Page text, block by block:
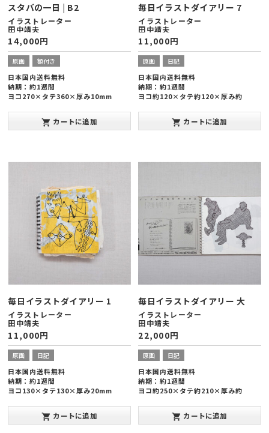
スタバの一日 | B2
イラストレーター
田中靖夫
14,000円
原画 額付き
日本国内送料無料
納期：約1週間
ヨコ270×タテ360×厚み10mm
shopping_cart カートに追加
毎日イラストダイアリー 7
イラストレーター
田中靖夫
11,000円
原画 日記
日本国内送料無料
納期：約1週間
ヨコ約120×タテ約120×厚み約
shopping_cart カートに追加
毎日イラストダイアリー 1
イラストレーター
田中靖夫
11,000円
原画 日記
日本国内送料無料
納期：約1週間
ヨコ130×タテ130×厚み20mm
shopping_cart カートに追加
毎日イラストダイアリー 大
イラストレーター
田中靖夫
22,000円
原画 日記
日本国内送料無料
納期：約1週間
ヨコ約250×タテ約210×厚み約
shopping_cart カートに追加